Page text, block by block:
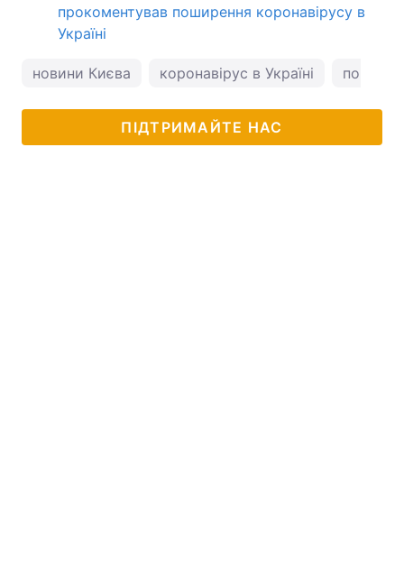
прокоментував поширення коронавірусу в
Україні
новини Києва коронавірус в Україні погода
ПІДТРИМАЙТЕ НАС